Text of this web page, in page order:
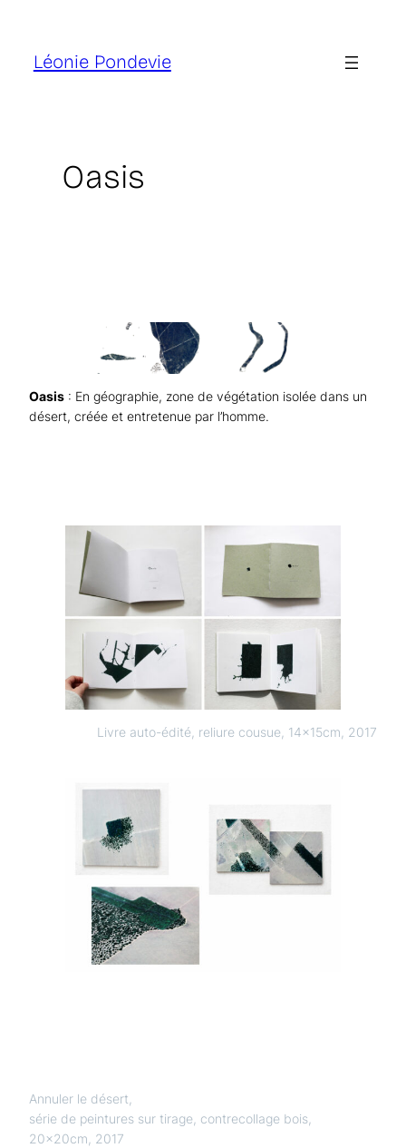
contenuLéonie Pondevie
Oasis
Oasis : En géographie, zone de végétation isolée dans un
désert, créée et entretenue par l’homme.
Livre auto-édité, reliure cousue, 14x15cm, 2017
Annuler le désert
série de peintures sur tirage, contrecollage bois,
20x20cm, 2017